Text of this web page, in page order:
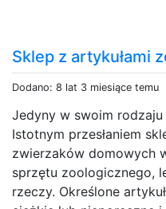
Sklep z artykułami
Dodano: 8 lat 3 miesiące temu
Jedyny w swoim
Istotnym przesłaniem
zwierzaków domowych
sprzętu zoologicznego,
rzeczy. Określone